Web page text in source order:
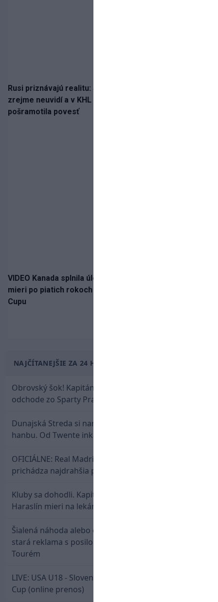
Rusi priznávajú realitu: Spartak milióny od Ružičku
zrejme neuvidí a v KHL si už nezahrá. Liga si
pošramotila povesť
VIDEO Kanada splnila úlohu! Slovenská osemnástka
mieri po piatich rokoch do semifinále Hlinka Gretzky
Cupu
NAJČÍTANEJŠIE ZA 24 HODÍN
Obrovský šok! Kapitán Lukáš Haraslín je údajne na
odchode zo Sparty Praha
Dunajská Streda si narobila v Holandsku poriadnu
hanbu. Od Twente inkasovala poltucet
OFICIÁLNE: Real Madrid rozbil bank. Z Lipska
prichádza najdrahšia posila v klubovej histórii
Kluby sa dohodli. Kapitán Sparty Praha Lukáš
Haraslín mieri na lekársku prehliadku
Šialená náhoda alebo osud? Našla sa 11 rokov
stará reklama s posilou Slovana a trénerom
Tourém
LIVE: USA U18 - Slovensko U18 / Hlinka-Gretzky
Cup (online prenos)